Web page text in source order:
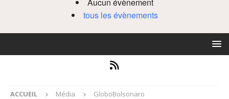
tous les évènements
ACCUEIL Média GloboBolsonaro